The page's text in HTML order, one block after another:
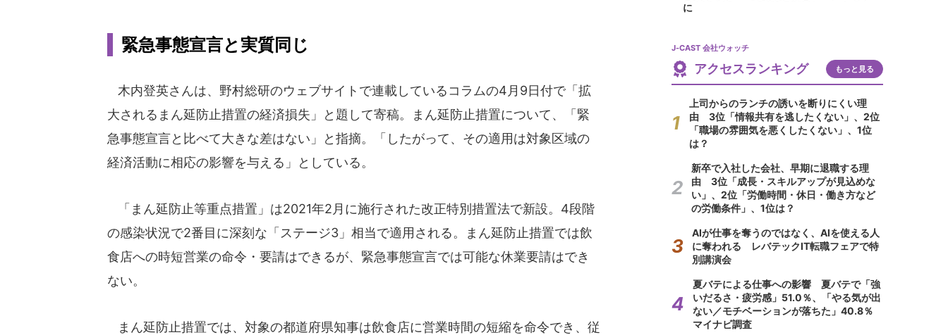
緊急事態宣言と実質同じ
木内登英さんは、野村総研のウェブサイトで連載しているコラムの4月9日付で「拡
大されるまん延防止措置の経済損失」と題して寄稿。まん延防止措置について、「緊
急事態宣言と比べて大きな差はない」と指摘。「したがって、その適用は対象区域の
経済活動に相応の影響を与える」としている。
「まん延防止等重点措置」は2021年2月に施行された改正特別措置法で新設。4段階
の感染状況で2番目に深刻な「ステージ3」相当で適用される。まん延防止措置では飲
食店への時短営業の命令・要請はできるが、緊急事態宣言では可能な休業要請はでき
ない。
まん延防止措置では、対象の都道府県知事は飲食店に営業時間の短縮を命令でき、従
に
J-CAST 会社ウォッチ
アクセスランキング もっと見る
上司からのランチの誘いを断りにくい理
由 3位「情報共有を逃したくない」、2位
「職場の雰囲気を悪くしたくない」、1位
は？
新卒で入社した会社、早期に退職する理
由 3位「成長・スキルアップが見込めな
い」、2位「労働時間・休日・働き方など
の労働条件」、1位は？
AIが仕事を奪うのではなく、AIを使える人
に奪われる レバテックIT転職フェアで特
別講演会
夏バテによる仕事への影響 夏バテで「強
いだるさ・疲労感」51.0％、「やる気が出
ない／モチベーションが落ちた」40.8％
マイナビ調査